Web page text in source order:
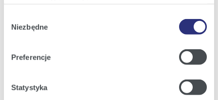
Szczegółowe informacje na ten temat znajdziecie
Polityce
zgodę na umieszczenie wszystkich rodzajów plików
cookie z których korzystamy, na Państwa urządzeniu.
zgody
Niezbędne
Preferencje
Statystyka
Obsługa i kontakt
eBOK
Obsługa Klienta dla Domu
Obsługa Klienta dla Biznesu